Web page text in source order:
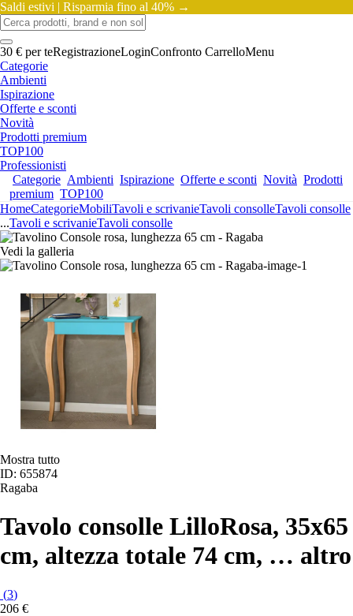
Saldi estivi | Risparmia fino al 40% →
30 € per teRegistrazioneLoginConfronto CarrelloMenu
Categorie
Ambienti
Ispirazione
Offerte e sconti
Novità
Prodotti premium
TOP100
Professionisti
Categorie Ambienti Ispirazione Offerte e sconti Novità Prodotti
premium TOP100
HomeCategorieMobiliTavoli e scrivanieTavoli consolleTavoli consolle
...Tavoli e scrivanieTavoli consolle
Vedi la galleria
Mostra tutto
ID: 655874
Ragaba
Tavolo consolle LilloRosa, 35x65
cm, altezza totale 74 cm, … altro
(3)
206 €